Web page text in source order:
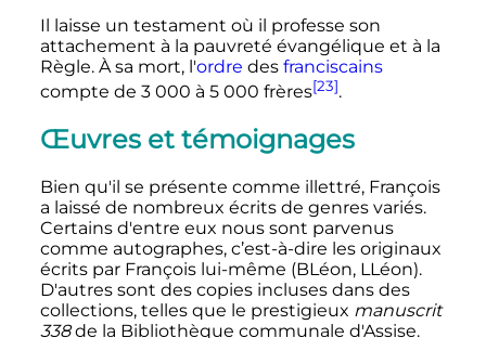
Il laisse un testament où il professe son
attachement à la pauvreté évangélique et à la
Règle. À sa mort, l'ordre des franciscains
compte de 3 000 à 5 000 frères[23].
Œuvres et témoignages
Bien qu'il se présente comme illettré, François
a laissé de nombreux écrits de genres variés.
Certains d'entre eux nous sont parvenus
comme autographes, c’est-à-dire les originaux
écrits par François lui-même (BLéon, LLéon).
D'autres sont des copies incluses dans des
collections, telles que le prestigieux manuscrit
338de la Bibliothèque communale d'Assise.